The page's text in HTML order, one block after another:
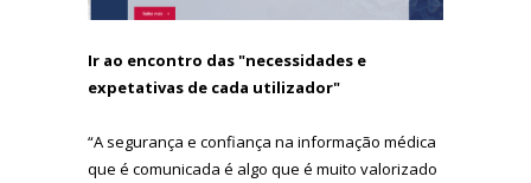
Ir ao encontro das "necessidades e
expetativas de cada utilizador"
“A segurança e confiança na informação médica
que é comunicada é algo que é muito valorizado